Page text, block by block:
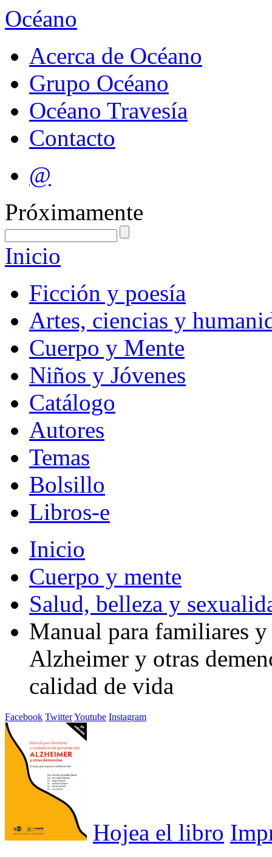
Océano
Acerca de Océano
Grupo Océano
Océano Travesía
Contacto
@
Próximamente
Inicio
Ficción y poesía
Artes, ciencias y
Cuerpo y Mente
Niños y Jóvenes
Catálogo
Autores
Temas
Bolsillo
Libros-e
Inicio
Cuerpo y mente
Salud, belleza y
Manual para familiares y
Alzheimer y otras
calidad de vida
Facebook TwitterYoutube Instagram
Hojea el libro